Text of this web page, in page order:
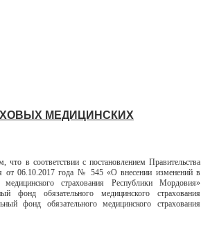
МЕДИЦИНСКИХ
что в соответствии с постановлением Правительства
от 06.10.2017 года № 545 «О внесении изменений в
страхования Республики Мордовия»
фонд обязательного медицинского страхования
фонд обязательного медицинского страхования